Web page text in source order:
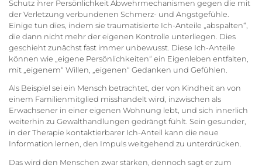
Schutz ihrer Persönlichkeit Abwehrmechanismen gegen die mit
der Verletzung verbundenen Schmerz- und Angstgefühle.
Einige tun dies, indem sie traumatisierte Ich-Anteile „abspalten“,
die dann nicht mehr der eigenen Kontrolle unterliegen. Dies
geschieht zunächst fast immer unbewusst. Diese Ich-Anteile
können wie „eigene Persönlichkeiten“ ein Eigenleben entfalten,
mit „eigenem“ Willen, „eigenen“ Gedanken und Gefühlen.
Als Beispiel sei ein Mensch betrachtet, der von Kindheit an von
einem Familienmitglied misshandelt wird, inzwischen als
Erwachsener in einer eigenen Wohnung lebt, und sich innerlich
weiterhin zu Gewalthandlungen gedrängt fühlt. Sein gesunder,
in der Therapie kontaktierbarer Ich-Anteil kann die neue
Information lernen, den Impuls weitgehend zu unterdrücken.
Das wird den Menschen zwar stärken, dennoch sagt er zum